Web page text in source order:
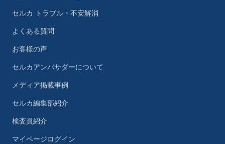
セルカ トラブル・不安解消
よくある質問
お客様の声
セルカアンバサダーについて
メディア掲載事例
セルカ編集部紹介
検査員紹介
マイページログイン